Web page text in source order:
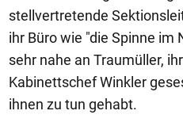
stellvertretende
ihr Büro wie "die Spinne im
sehr nahe an Traumüller,
Kabinettschef Winkler
ihnen zu tun gehabt.